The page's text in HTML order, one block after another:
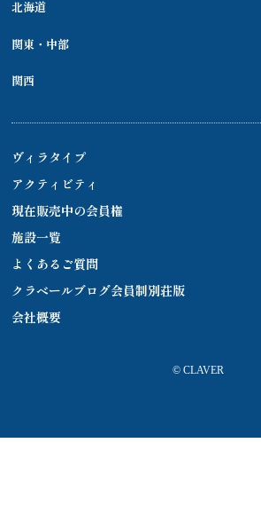
北海道
関東・中部
関西
ヴィラタイプ
アクティビティ
現在販売中の会員権
施設一覧
よくあるご質問
クラベールブログ会員制別荘版
会社概要
© CLAVER